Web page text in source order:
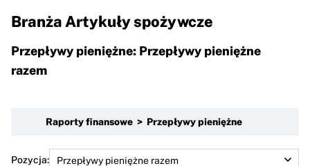
Branża Artykuły spożywcze
Przepływy pieniężne: Przepływy pieniężne
razem
Raporty finansowe > Przepływy pieniężne
Pozycja: